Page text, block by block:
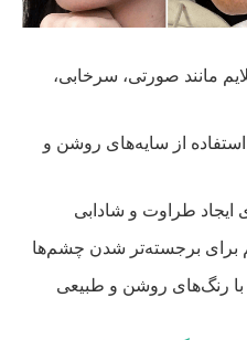
مانند صورتی، سرخابی،
از سایه‌های روشن و
ایجاد طراوت و شادابی
برای برجسته‌تر شدن چشم‌ها
با رنگ‌های روشن و طبیعی